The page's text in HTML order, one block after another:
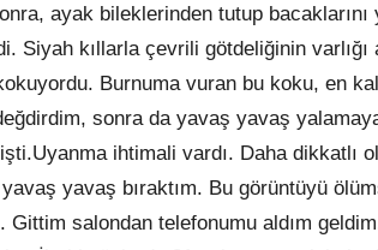
ayak bileklerinden tutup bacaklarını
Siyah kıllarla çevrili götdeliğinin varlığı
Burnuma vuran bu koku, en
sonra da yavaş yavaş
ihtimali vardı. Daha dikkatlı
yavaş bıraktım. Bu görüntüyü
salondan telefonumu aldım